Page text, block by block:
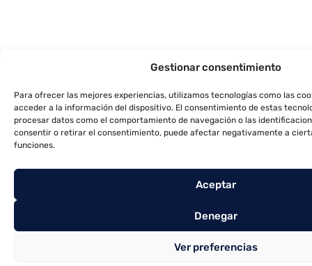
Gestionar consentimiento
Para ofrecer las mejores experiencias, utilizamos tecnologías como las
acceder a la información del dispositivo. El consentimiento de estas
procesar datos como el comportamiento de navegación o las
consentir o retirar el consentimiento, puede afectar negativamente a
funciones.
Aceptar
Denegar
Ver preferencias